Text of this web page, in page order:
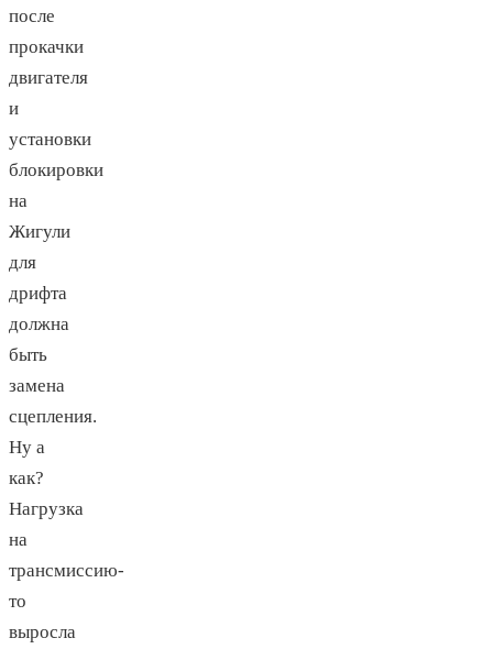
после
прокачки
двигателя
и
установки
блокировки
на
Жигули
для
дрифта
должна
быть
замена
сцепления.
Ну а
как?
Нагрузка
на
трансмиссию-
то
выросла